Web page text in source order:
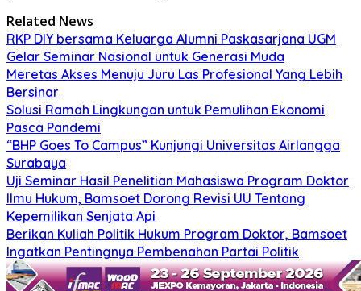
Related News
RKP DIY bersama Keluarga Alumni Paskasarjana UGM
Gelar Seminar Nasional untuk Generasi Muda
Meretas Akses Menuju Juru Las Profesional Yang Lebih
Bersinar
Solusi Ramah Lingkungan untuk Pemulihan Ekonomi
Pasca Pandemi
“BHP Goes To Campus” Kunjungi Universitas Airlangga
Surabaya
Uji Seminar Hasil Penelitian Mahasiswa Program Doktor
Ilmu Hukum, Bamsoet Dorong Revisi UU Tentang
Kepemilikan Senjata Api
Berikan Kuliah Politik Hukum Program Doktor, Bamsoet
Ingatkan Pentingnya Pembenahan Partai Politik